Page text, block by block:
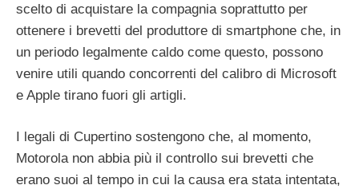
scelto di acquistare la compagnia soprattutto per
ottenere i brevetti del produttore di smartphone che, in
un periodo legalmente caldo come questo, possono
venire utili quando concorrenti del calibro di Microsoft
e Apple tirano fuori gli artigli.
I legali di Cupertino sostengono che, al momento,
Motorola non abbia più il controllo sui brevetti che
erano suoi al tempo in cui la causa era stata intentata,